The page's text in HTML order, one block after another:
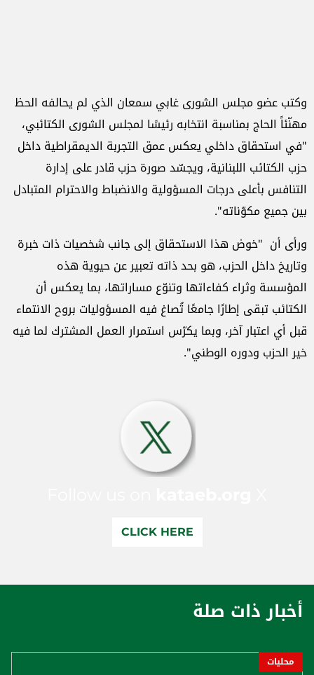
وكتب عضو مجلس الشورى غابي سمعان الذي لم يحالفه الحظ
مهنّئاً الحاج بمناسبة انتخابه رئيسًا لمجلس الشورى الكتائبي،
"في استحقاق داخلي يعكس عمق التجربة الديمقراطية داخل
حزب الكتائب اللبنانية، ويجسّد صورة حزب قادر على إدارة
التنافس بأعلى درجات المسؤولية والانضباط والاحترام المتبادل
بين جميع مكوّناته".
ورأى أن "خوض هذا الاستحقاق إلى جانب شخصيات ذات خبرة
وتاريخ داخل الحزب، هو بحد ذاته تعبير عن حيوية هذه
المؤسسة وثراء كفاءاتها وتنوّع مساراتها، بما يعكس أن
الكتائب تبقى إطارًا جامعًا تُصاغ فيه المسؤوليات بروح الانتماء
قبل أي اعتبار آخر، وبما يكرّس استمرار العمل المشترك لما فيه
خير الحزب ودوره الوطني".
CLICK HERE
أخبار ذات صلة
محليات